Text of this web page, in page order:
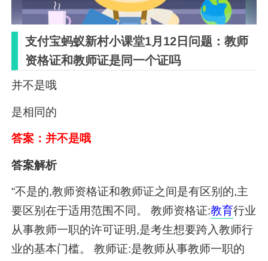
支付宝蚂蚁新村小课堂1月12日问题：教师
资格证和教师证是同一个证吗
并不是哦
是相同的
答案：并不是哦
答案解析
“不是的,教师资格证和教师证之间是有区别的,主
要区别在于适用范围不同。 教师资格证:教育行业
从事教师一职的许可证明,是考生想要跨入教师行
业的基本门槛。 教师证:是教师从事教师一职的